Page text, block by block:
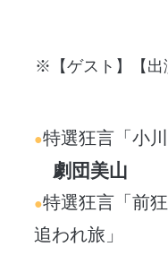
※【ゲスト】【出
特選狂言「小川
劇団美山
特選狂言「前
追われ旅」